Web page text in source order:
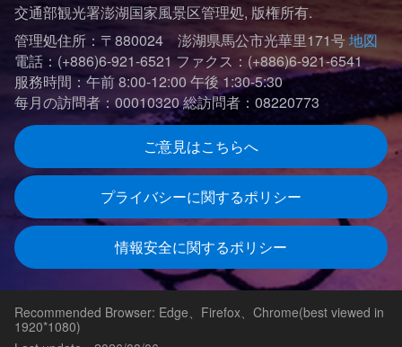
交通部観光署澎湖国家風景区管理処, 版権所有.
管理処住所：〒880024 澎湖県馬公市光華里171号地図
電話：(+886)6-921-6521 ファクス：(+886)6-921-6541
服務時間：午前 8:00-12:00 午後 1:30-5:30
每月の訪問者：00010320総訪問者：08220773
ご意見はこちらへ
プライバシーに関するポリシー
情報安全に関するポリシー
Recommended Browser: Edge、Firefox、Chrome(best viewed in
1920*1080)